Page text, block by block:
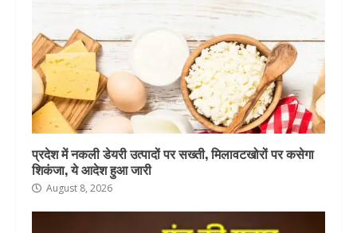
प्रदेश में नकली डेयरी उत्पादों पर सख्ती, मिलावटखोरों पर कसेगा
शिकंजा, ये आदेश हुआ जारी
August 8, 2026